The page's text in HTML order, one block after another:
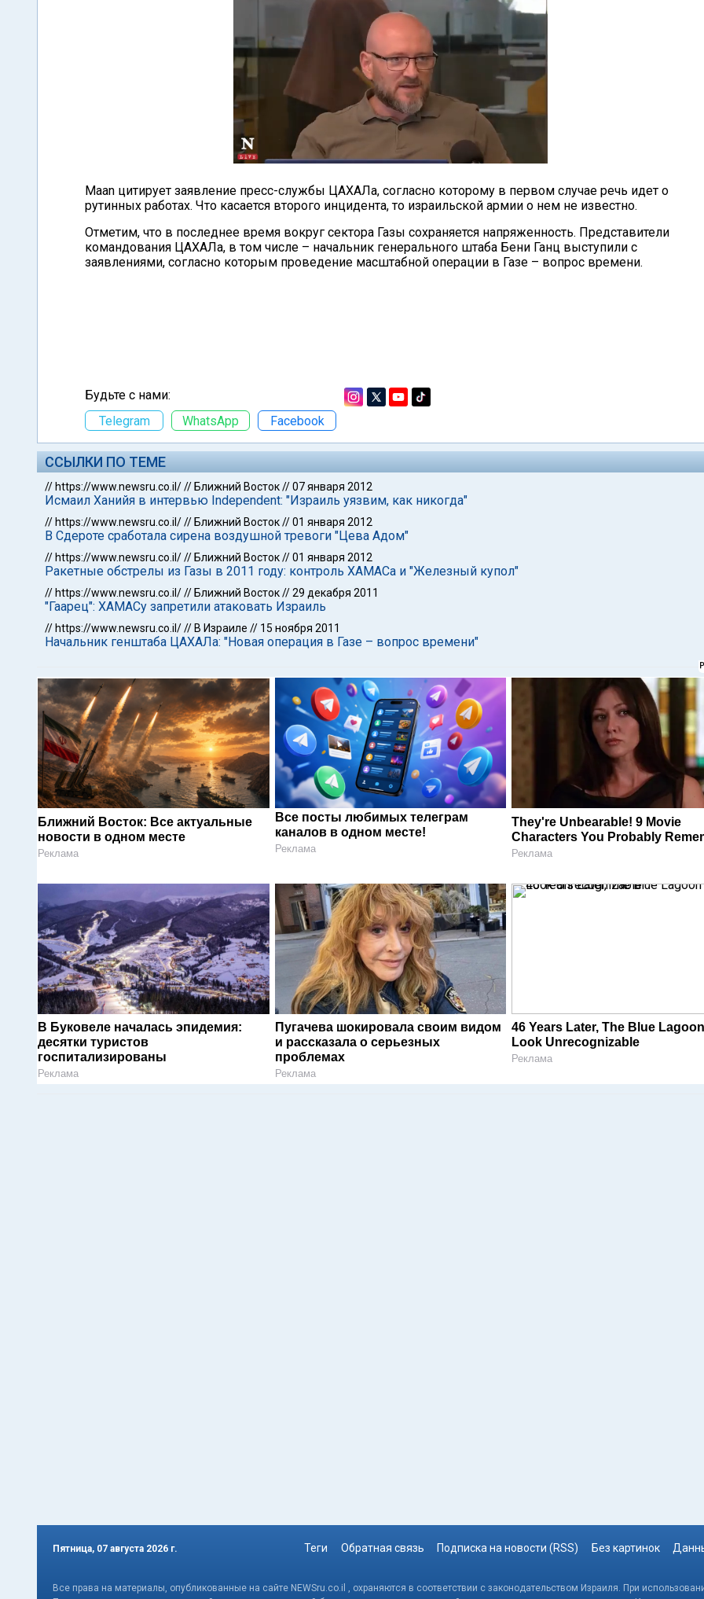
Maan цитирует заявление пресс-службы ЦАХАЛа, согласно которому в первом случае речь идет о
рутинных работах. Что касается второго инцидента, то израильской армии о нем не известно.
Отметим, что в последнее время вокруг сектора Газы сохраняется напряженность. Представители
командования ЦАХАЛа, в том числе – начальник генерального штаба Бени Ганц выступили с
заявлениями, согласно которым проведение масштабной операции в Газе – вопрос времени.
Будьте с нами:
Telegram
WhatsApp Facebook
ССЫЛКИ ПО ТЕМЕ
// https://www.newsru.co.il/// Ближний Восток//07 января 2012
Исмаил Ханийя в интервью Independent: "Израиль уязвим, как никогда"
// https://www.newsru.co.il/// Ближний Восток//01 января 2012
В Сдероте сработала сирена воздушной тревоги "Цева Адом"
// https://www.newsru.co.il/// Ближний Восток//01 января 2012
Ракетные обстрелы из Газы в 2011 году: контроль ХАМАСа и "Железный купол"
// https://www.newsru.co.il/// Ближний Восток//29 декабря 2011
"Гаарец": ХАМАСу запретили атаковать Израиль
// https://www.newsru.co.il/// В Израиле // 15 ноября 2011
Начальник генштаба ЦАХАЛа: "Новая операция в Газе – вопрос времени"
Ближний Восток: Все актуальные
новости в одном месте
Реклама
Все посты любимых телеграм
каналов в одном месте!
Реклама
They're Unbearable! 9 Movie
Characters You Probably
Реклама
В Буковеле началась эпидемия:
десятки туристов
госпитализированы
Реклама
Пугачева шокировала своим видом
и рассказала о серьезных
проблемах
Реклама
46 Years Later, The Blue
Look Unrecognizable
Реклама
Пятница, 07 августа 2026 г. Теги Обратная связь Подписка на новости (RSS) Без картинок
Все права на материалы, опубликованные на сайте NEWSru.co.il , охраняются в соответствии с законодательством Израиля. При